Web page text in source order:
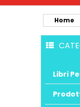
Home
Libri